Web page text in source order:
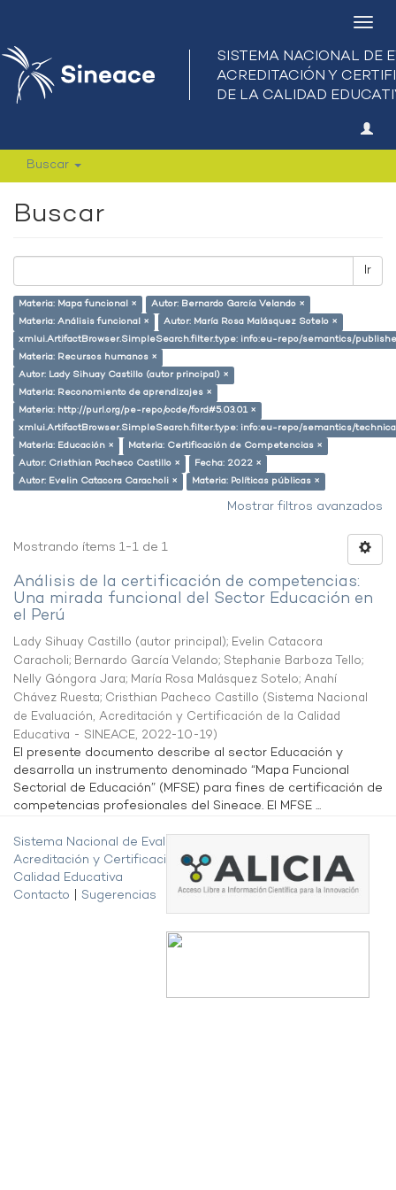
Buscar
Buscar
Ir
Materia: Mapa funcional ×
Autor: Bernardo García Velando ×
Materia: Análisis funcional ×
Autor: María Rosa Malásquez Sotelo ×
xmlui.ArtifactBrowser.SimpleSearch.filter.type: info:eu-repo/semantics/
Materia: Recursos humanos ×
Autor: Lady Sihuay Castillo (autor principal) ×
Materia: Reconomiento de aprendizajes ×
Materia: http://purl.org/pe-repo/ocde/ford#5.03.01 ×
xmlui.ArtifactBrowser.SimpleSearch.filter.type: info:eu-repo/semantics/
Materia: Educación ×
Materia: Certificación de Competencias ×
Autor: Cristhian Pacheco Castillo ×
Fecha: 2022 ×
Autor: Evelin Catacora Caracholi ×
Materia: Políticas públicas ×
Mostrar filtros avanzados
Mostrando ítems 1-1 de 1
Análisis de la certificación de competencias:
Una mirada funcional del Sector Educación en
el Perú
Lady Sihuay Castillo (autor principal); Evelin Catacora
Caracholi; Bernardo García Velando; Stephanie Barboza Tello;
Nelly Góngora Jara; María Rosa Malásquez Sotelo; Anahí
Chávez Ruesta; Cristhian Pacheco Castillo (Sistema Nacional
de Evaluación, Acreditación y Certificación de la Calidad
Educativa - SINEACE, 2022-10-19)
El presente documento describe al sector Educación y
desarrolla un instrumento denominado “Mapa Funcional
Sectorial de Educación” (MFSE) para fines de certificación de
competencias profesionales del Sineace. El MFSE ...
Sistema Nacional de Evaluación,
Acreditación y Certificación de la
Calidad Educativa
Contacto
Sugerencias